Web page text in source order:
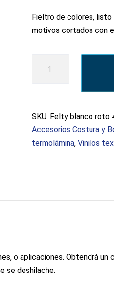
Fieltro de colores, listo
motivos cortados con
blanco
SKU: Felty blanco roto
Accesorios Costura y
termolámina,Vinilos
o aplicaciones. Obtendrá
se deshilache.